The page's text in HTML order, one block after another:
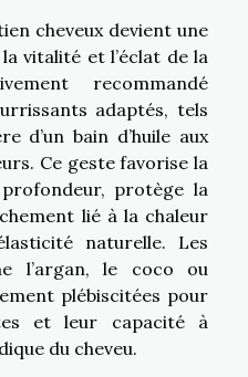
cheveux devient une
vitalité et l’éclat de la
recommandé
adaptés, tels
d’un bain d’huile aux
Ce geste favorise la
protège la
lié à la chaleur
naturelle. Les
l’argan, le coco ou
plébiscitées pour
et leur capacité à
du cheveu.